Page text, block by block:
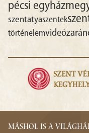
pécsi
szentatyaszentek
történelemvideó
MÁSHOL IS A